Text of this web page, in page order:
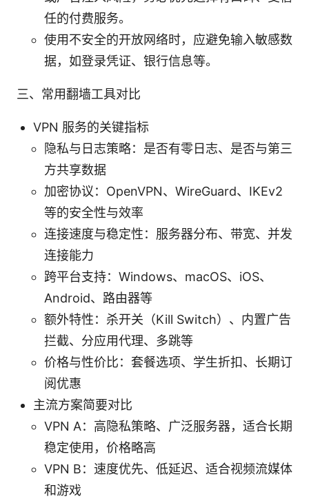
任的付费服务。
使用不安全的开放网络时，应避免输入敏感数
据，如登录凭证、银行信息等。
三、常用翻墙工具对比
VPN 服务的关键指标
隐私与日志策略：是否有零日志、是否与第三
方共享数据
加密协议：OpenVPN、WireGuard、IKEv2
等的安全性与效率
连接速度与稳定性：服务器分布、带宽、并发
连接能力
跨平台支持：Windows、macOS、iOS、
Android、路由器等
额外特性：杀开关（Kill Switch）、内置广告
拦截、分应用代理、多跳等
价格与性价比：套餐选项、学生折扣、长期订
阅优惠
主流方案简要对比
VPN A：高隐私策略、广泛服务器，适合长期
稳定使用，价格略高
VPN B：速度优先、低延迟、适合视频流媒体
和游戏